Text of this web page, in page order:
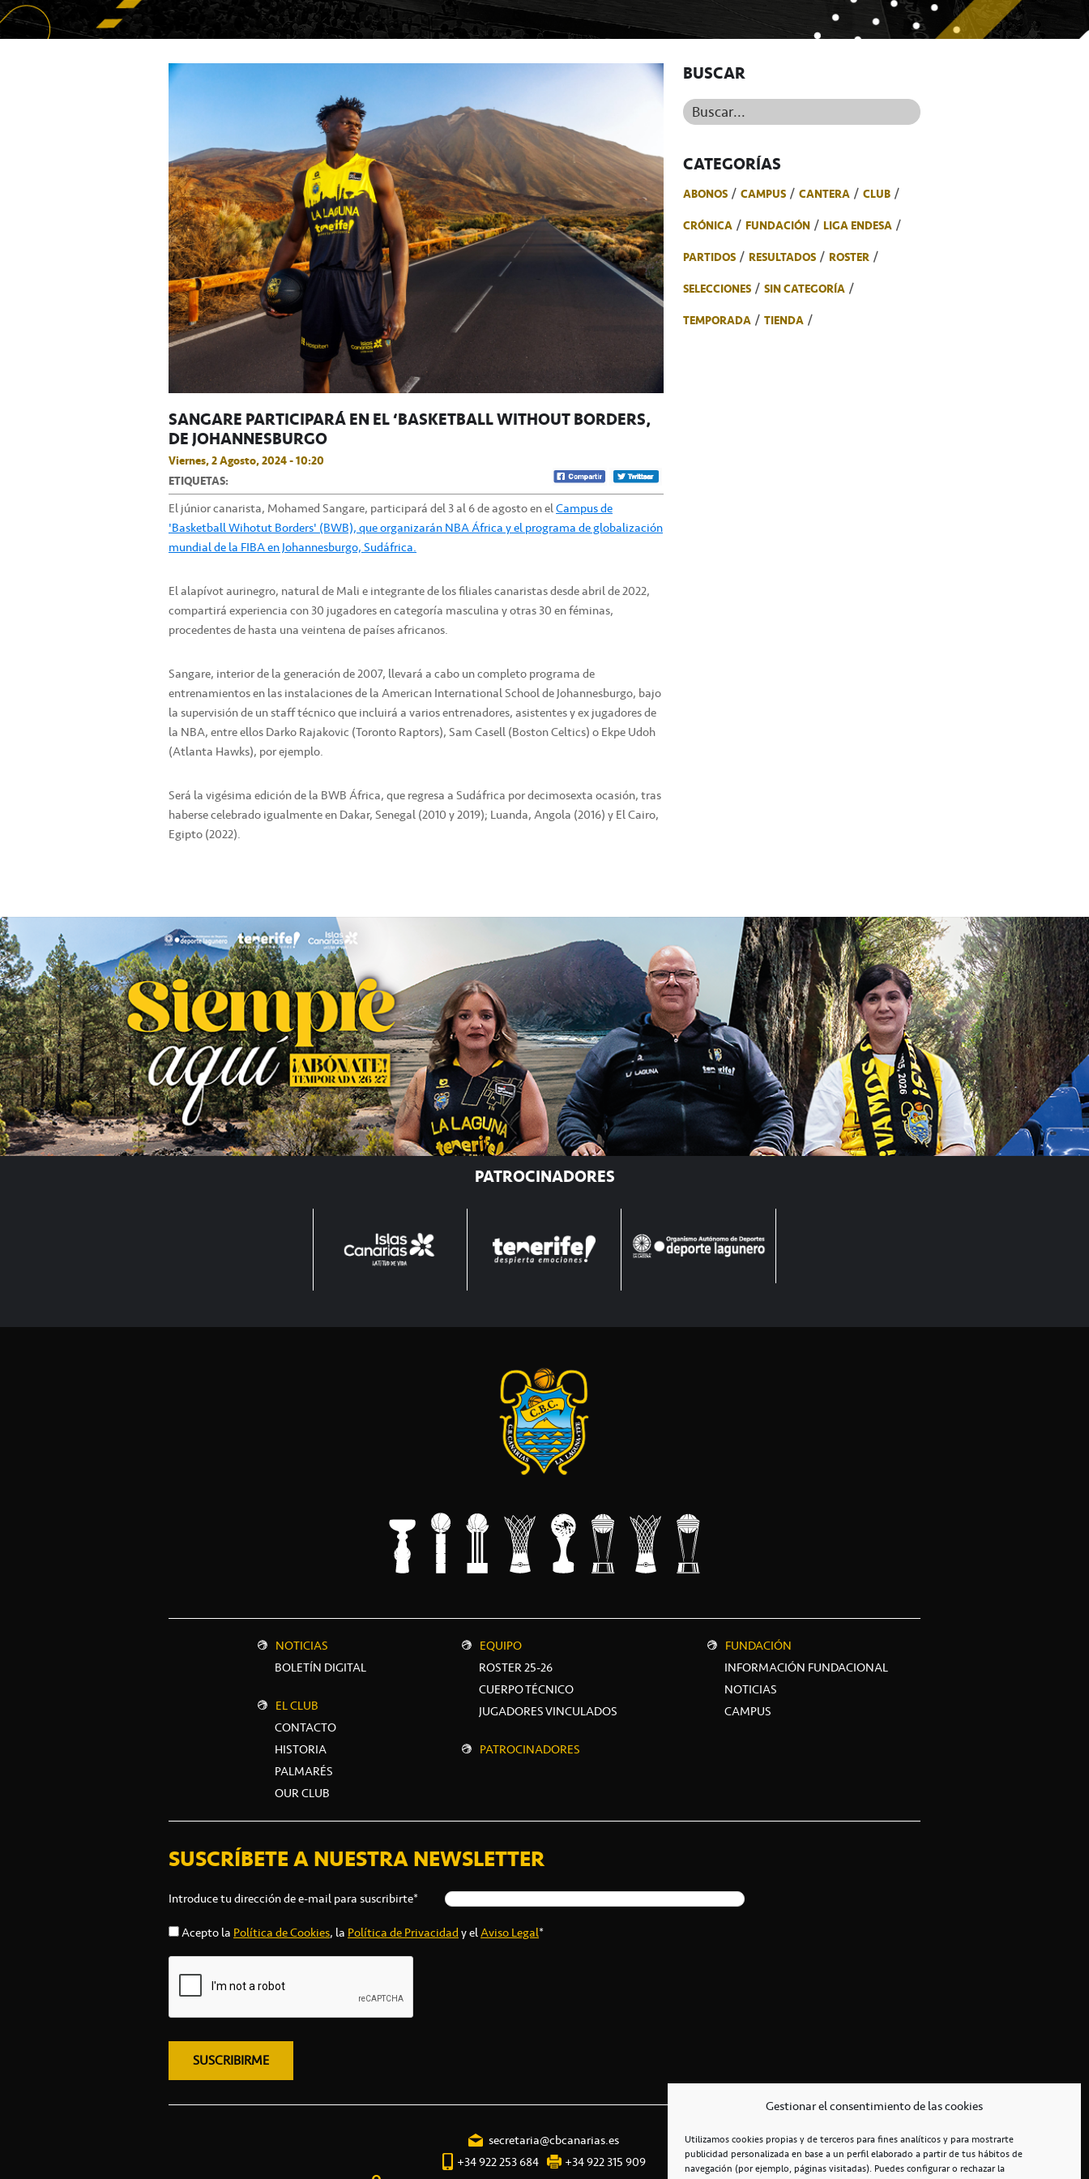
Gestionar el consentimiento de las cookies
Utilizamos cookies propias y de terceros para fines analíticos y para mostrarte
publicidad personalizada en base a un perfil elaborado a partir de tus hábitos de
navegación (por ejemplo, páginas visitadas). Puedes configurar o rechazar la
SANGARE PARTICIPARÁ EN EL ‘BASKETBALL WITHOUT BORDERS’
DE JOHANNESBURGO
Viernes, 2 Agosto, 2024 - 10:20
ETIQUETAS:
El júnior canarista, Mohamed Sangare, participará del 3 al 6 de agosto en elCampus de
'Basketball Wihotut Borders' (BWB), que organizarán NBA África y el programa de globalización
mundial de la FIBA en Johannesburgo, Sudáfrica.
El alapívot aurinegro, natural de Mali e integrante de los filiales canaristas desde abril de 2022,
compartirá experiencia con 30 jugadores en categoría masculina y otras 30 en féminas,
procedentes de hasta una veintena de países africanos.
Sangare, interior de la generación de 2007, llevará a cabo un completo programa de
entrenamientos en las instalaciones de la American International School de Johannesburgo, bajo
la supervisión de un staff técnico que incluirá a varios entrenadores, asistentes y ex jugadores de
la NBA, entre ellos Darko Rajakovic (Toronto Raptors), Sam Casell (Boston Celtics) o Ekpe Udoh
(Atlanta Hawks), por ejemplo.
Será la vigésima edición de la BWB África, que regresa a Sudáfrica por decimosexta ocasión, tras
haberse celebrado igualmente en Dakar, Senegal (2010 y 2019); Luanda, Angola (2016) y El Cairo,
Egipto (2022).
BUSCAR
Buscar...
CATEGORÍAS
ABONOS CAMPUS CANTERA
CLUB
CRÓNICA
FUNDACIÓN
LIGA ENDESA
PARTIDOS
RESULTADOS
ROSTER
SELECCIONES
SIN CATEGORÍA
TEMPORADA
TIENDA
PATROCINADORES
NOTICIAS
BOLETÍN DIGITAL
EL CLUB
CONTACTO
HISTORIA
PALMARÉS
OUR CLUB
EQUIPO
ROSTER 25-26
CUERPO TÉCNICO
JUGADORES VINCULADOS
PATROCINADORES
FUNDACIÓN
INFORMACIÓN FUNDACIONAL
NOTICIAS
CAMPUS
SUSCRÍBETE A NUESTRA NEWSLETTER
Introduce tu dirección de e-mail para suscribirte*
Acepto laPolítica de Cookies, laPolítica de Privacidady elAviso Legal*
secretaria@cbcanarias.es
+34 922 253 684
+34 922 315 909